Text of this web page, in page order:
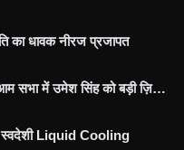
का धावक नीरज प्रजापत
आम सभा में उमेश सिंह को बड़ी ज़ि…
Liquid Cooling